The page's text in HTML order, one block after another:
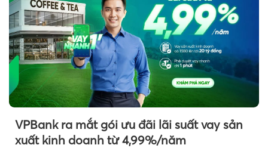
VPBank ra mắt gói ưu đãi lãi suất vay sản
xuất kinh doanh từ 4,99%/năm